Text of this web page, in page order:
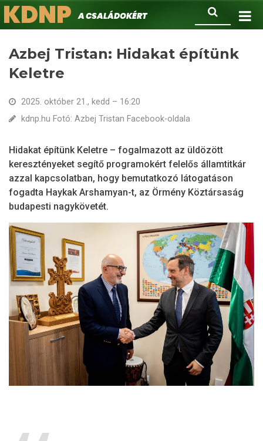
Ugrás
a
Keresés
KDNPA családokért.
Azbej Tristan: Hidakat építünk
Keletre
2025. október 21., kedd – 16:20
kdnp.hu Fotó: Azbej Tristan Facebook-oldala
Hidakat építünk Keletre – fogalmazott az üldözött
keresztényeket segítő programokért felelős államtitkár
azzal kapcsolatban, hogy bemutatkozó látogatáson
fogadta Haykak Arshamyan-t, az Örmény Köztársaság
budapesti nagykövetét.